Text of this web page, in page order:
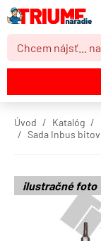
Úvod Katalóg
Sada Inbus
ilustračné foto